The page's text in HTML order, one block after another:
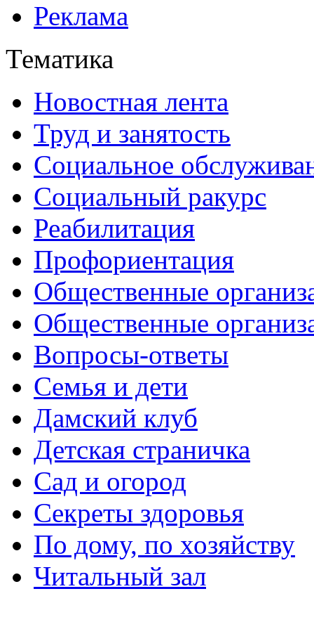
Реклама
Тематика
Новостная лента
Труд и занятость
Социальное
Социальный ракурс
Реабилитация
Профориентация
Общественные
Общественные
Вопросы-ответы
Семья и дети
Дамский клуб
Детская страничка
Сад и огород
Секреты здоровья
По дому, по хозяйству
Читальный зал